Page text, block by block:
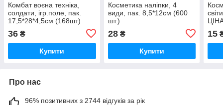
Комбат воєна техніка,
солдати, ігр.поле, пак.
17,5*28*4,5см (168шт)
36 ₴
Купити
Косметика наліпки, 4
види, пак. 8,5*12см (600
шт.)
28₴
Купити
15
Про нас
96% позитивних з 2744 відгуків за рік